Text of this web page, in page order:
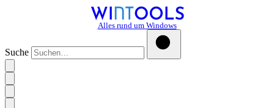
Alles rund um Windows
Suche